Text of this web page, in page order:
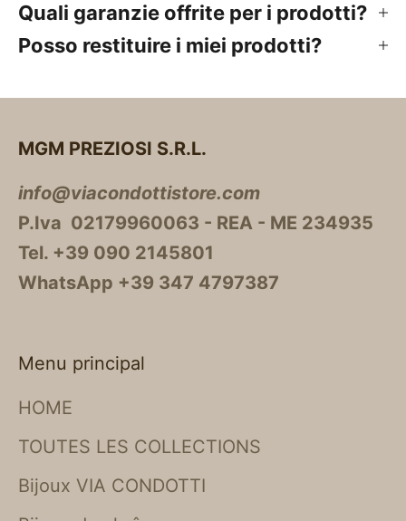
Quali garanzie offrite per i prodotti?
Posso restituire i miei prodotti?
MGM PREZIOSI S.R.L.
info@viacondottistore.com
P.Iva 02179960063 - REA - ME 234935
Tel. +39 090 2145801
WhatsApp +39 347 4797387
Menu principal
HOME
TOUTES LES COLLECTIONS
Bijoux VIA CONDOTTI